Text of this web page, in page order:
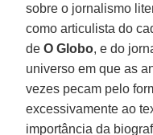
sobre o jornalismo
como articulista do
deO Globo, e do
universo em que as
vezes pecam pelo
excessivamente ao
importância da